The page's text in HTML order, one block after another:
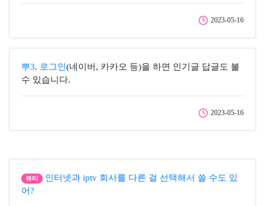
2023-05-16
뿌3. 로그인 (네이버, 카카오 등)을 하면 인기글 답글도 볼
수 있습니다.
2023-05-16
뷰티
인터넷과 iptv 회사를 다른 걸 선택해서 쓸 수도 있
어?